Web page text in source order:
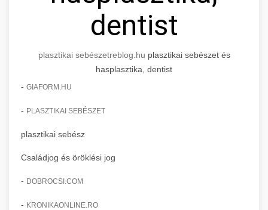
dentist
plasztikai sebészetreblog.hu plasztikai sebészet és
hasplasztika, dentist
- GIAFORM.HU
- PLASZTIKAI SEBÉSZET
plasztikai sebész
Családjog és öröklési jog
- DOBROCSI.COM
- KRONIKAONLINE.RO